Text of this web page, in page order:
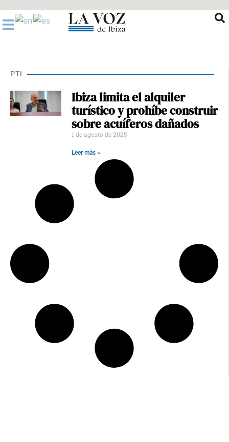
al
contenido
PTI
Ibiza limita el alquiler
turístico y prohíbe construir
sobre acuíferos dañados
1 de agosto de 2025
Leer más »